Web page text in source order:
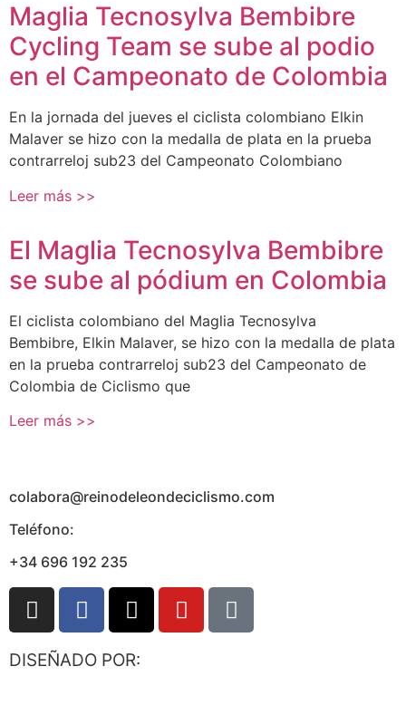
Maglia Tecnosylva Bembibre
Cycling Team se sube al podio
en el Campeonato de Colombia
En la jornada del jueves el ciclista colombiano Elkin
Malaver se hizo con la medalla de plata en la prueba
contrarreloj sub23 del Campeonato Colombiano
Leer más >>
El Maglia Tecnosylva Bembibre
se sube al pódium en Colombia
El ciclista colombiano del Maglia Tecnosylva
Bembibre, Elkin Malaver, se hizo con la medalla de plata
en la prueba contrarreloj sub23 del Campeonato de
Colombia de Ciclismo que
Leer más >>
colabora@reinodeleondeciclismo.com
Teléfono:
+34 696 192 235
DISEÑADO POR: